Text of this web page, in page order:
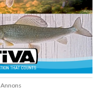
Annons